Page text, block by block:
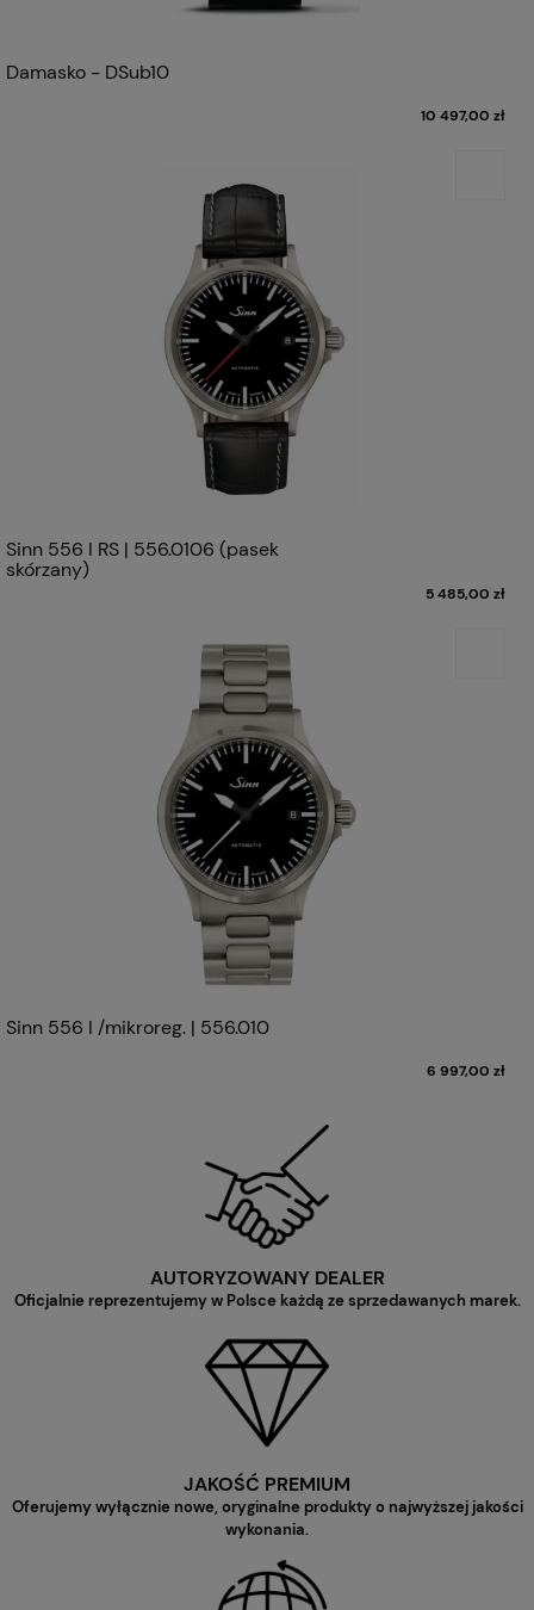
Damasko - DSub10
10 497,00 zł
Sinn 556 I RS | 556.0106 (pasek
skórzany)
5 485,00 zł
Sinn 556 I /mikroreg. | 556.010
6 997,00 zł
AUTORYZOWANY DEALER
Oficjalnie reprezentujemy w Polsce każdą ze sprzedawanych marek.
JAKOŚĆ PREMIUM
Oferujemy wyłącznie nowe, oryginalne produkty o najwyższej jakości
wykonania.